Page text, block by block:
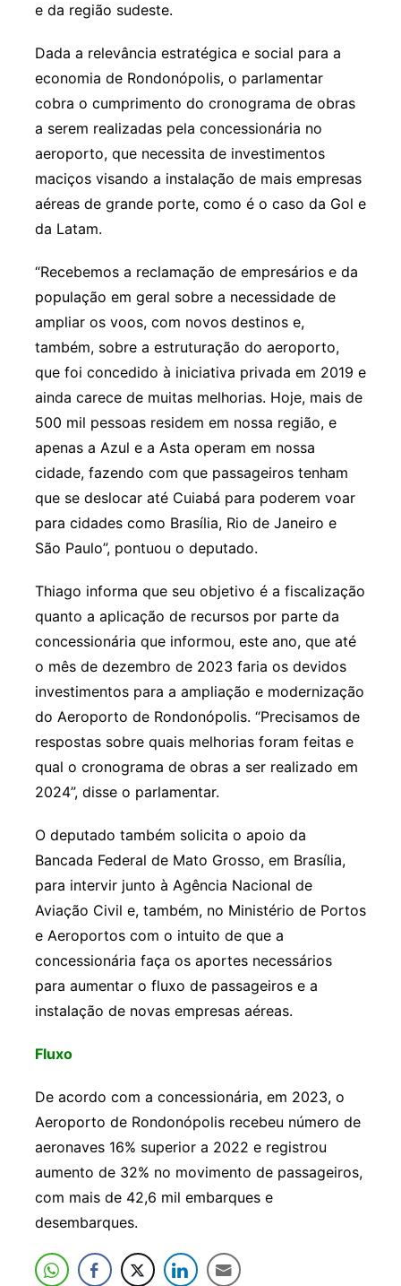
e da região sudeste.
Dada a relevância estratégica e social para a
economia de Rondonópolis, o parlamentar
cobra o cumprimento do cronograma de obras
a serem realizadas pela concessionária no
aeroporto, que necessita de investimentos
maciços visando a instalação de mais empresas
aéreas de grande porte, como é o caso da Gol e
da Latam.
“Recebemos a reclamação de empresários e da
população em geral sobre a necessidade de
ampliar os voos, com novos destinos e,
também, sobre a estruturação do aeroporto,
que foi concedido à iniciativa privada em 2019 e
ainda carece de muitas melhorias. Hoje, mais de
500 mil pessoas residem em nossa região, e
apenas a Azul e a Asta operam em nossa
cidade, fazendo com que passageiros tenham
que se deslocar até Cuiabá para poderem voar
para cidades como Brasília, Rio de Janeiro e
São Paulo”, pontuou o deputado.
Thiago informa que seu objetivo é a fiscalização
quanto a aplicação de recursos por parte da
concessionária que informou, este ano, que até
o mês de dezembro de 2023 faria os devidos
investimentos para a ampliação e modernização
do Aeroporto de Rondonópolis. “Precisamos de
respostas sobre quais melhorias foram feitas e
qual o cronograma de obras a ser realizado em
2024”, disse o parlamentar.
O deputado também solicita o apoio da
Bancada Federal de Mato Grosso, em Brasília,
para intervir junto à Agência Nacional de
Aviação Civil e, também, no Ministério de Portos
e Aeroportos com o intuito de que a
concessionária faça os aportes necessários
para aumentar o fluxo de passageiros e a
instalação de novas empresas aéreas.
Fluxo
De acordo com a concessionária, em 2023, o
Aeroporto de Rondonópolis recebeu número de
aeronaves 16% superior a 2022 e registrou
aumento de 32% no movimento de passageiros,
com mais de 42,6 mil embarques e
desembarques.